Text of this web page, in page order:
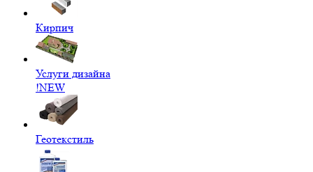
Кирпич
Услуги дизайна
!NEW
Геотекстиль